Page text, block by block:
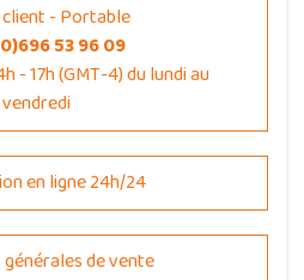
- Portable
53 96 09
- 17h (GMT-4) du lundi au
vendredi
en ligne 24h/24
de vente